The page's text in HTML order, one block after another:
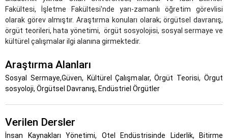
Fakültesi, İşletme Fakültesi'nde yarı-zamanlı öğretim görevlisi
olarak görev almıştır. Araştırma konuları olarak; örgütsel davranış,
örgüt teorileri, hata yönetimi, örgüt sosyolojisi, sosyal sermaye ve
kültürel çalışmalar ilgi alanına girmektedir.
Araştırma Alanları
Sosyal Sermaye,Güven, Kültürel Çalışmalar, Örgüt Teorisi, Örgut
sosyoloji, Örgütsel Davranış, Endüstriel Örgütler
Verilen Dersler
İnsan Kaynakları Yönetimi, Otel Endüstrisinde Liderlik, Bitirme